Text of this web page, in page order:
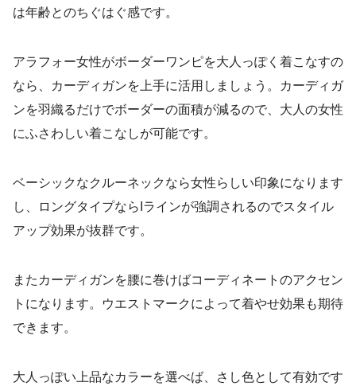
は年齢とのちぐはぐ感です。
アラフォー女性がボーダーワンピを大人っぽく着こなすの
なら、カーディガンを上手に活用しましょう。カーディガ
ンを羽織るだけでボーダーの面積が減るので、大人の女性
にふさわしい着こなしが可能です。
ベーシックなクルーネックなら女性らしい印象になります
し、ロングタイプならIラインが強調されるのでスタイル
アップ効果が抜群です。
またカーディガンを腰に巻けばコーディネートのアクセン
トになります。ウエストマークによって着やせ効果も期待
できます。
大人っぽい上品なカラーを選べば、さし色として有効です